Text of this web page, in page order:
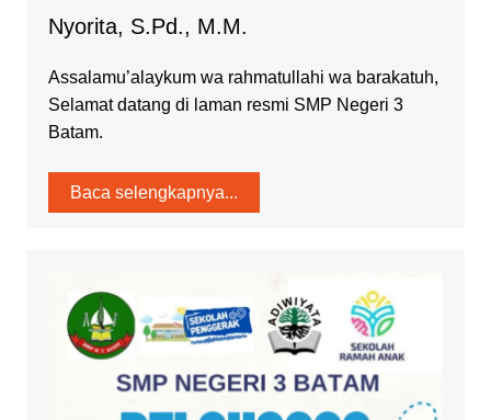
Nyorita, S.Pd., M.M.
Assalamu’alaykum wa rahmatullahi wa barakatuh,
Selamat datang di laman resmi SMP Negeri 3
Batam.
Baca selengkapnya...